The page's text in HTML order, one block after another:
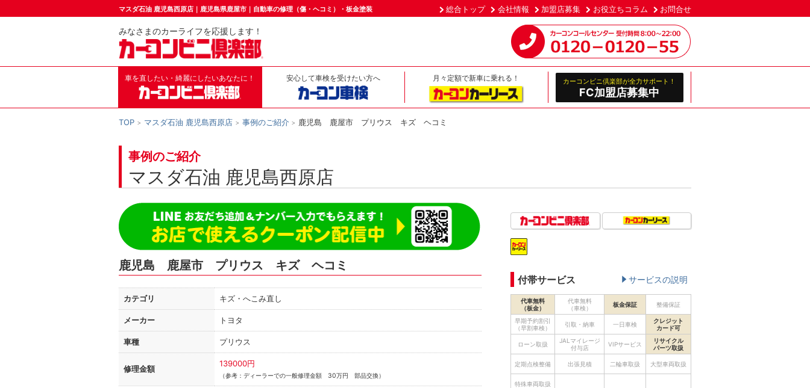
マスダ石油 鹿児島西原店｜鹿児島県鹿屋市｜自動車の修理（傷・ヘコミ）・板金塗装 総合トップ 会社情報 加盟店募集 お役立ちコラム お問合せ
みなさまのカーライフを応援します！
車を直したい・綺麗にしたいあなたに！ 安心して車検を受けたい方へ 月々定額で新車に乗れる！ カーコンビニ倶楽部が全力サポート！
FC加盟店募集中
TOP マスダ石油 鹿児島西原店 事例のご紹介 鹿児島 鹿屋市 プリウス キズ ヘコミ
事例のご紹介
マスダ石油 鹿児島西原店
鹿児島 鹿屋市 プリウス キズ ヘコミ
カテゴリ キズ・へこみ直し
メーカー トヨタ
車種 プリウス
修理金額
139000円
（参考：ディーラーでの一般修理金額 30万円 部品交換）
付帯サービス サービスの説明
代車無料
（板金）
代車無料
（車検）
板金保証 整備保証
早期予約割引
（早割車検）
引取・納車 一日車検
クレジット
カード可
ローン取扱
JALマイレージ
付与店
VIPサービス
リサイクル
パーツ取扱
定期点検整備 出張見積 二輪車取扱 大型車両取扱
特殊車両取扱